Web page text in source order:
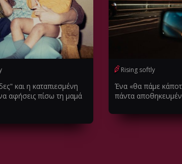
και η καταπιεσμένη
αφήσεις πίσω τη μαμά
Rising softly
Ένα «θα πάμε
πάντα